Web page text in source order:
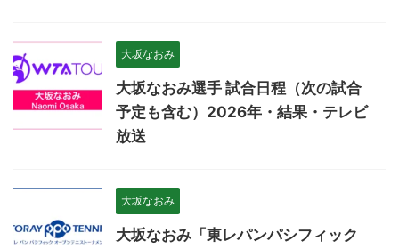
大坂なおみ
大坂なおみ選手 試合日程（次の試合
予定も含む）2026年・結果・テレビ
放送
大坂なおみ
大坂なおみ「東レパンパシフィック